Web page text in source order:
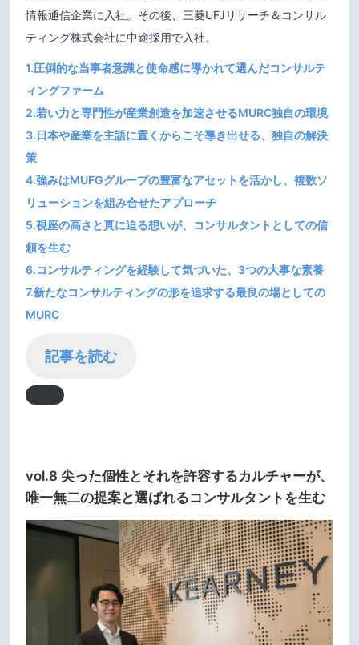
情報通信企業に入社。その後、三菱UFJリサーチ＆コンサル
ティング株式会社に中途採用で入社。
1.圧倒的な当事者意識と使命感に導かれて選んだコンサルテ
ィングファーム
2.若い力と専門性が産業創造を加速させるMURC独自の環境
3.日本や産業を主語に置くからこそ導き出せる、独自の解決
策
4.強みはMUFGグループの豊富なアセットを活かし、複数ソ
リューションを組み合せたアプローチ
5.視座の高さと真に迫る想いが、コンサルタントとしての信
頼を生む
6.コンサルティングを経験して気づいた、3つの大事な素養
7.新たなコンサルティングの形を追求する最良の場としての
MURC
記事を読む
vol.8 尖った個性とそれを許容するカルチャーが、
唯一無二の提案と選ばれるコンサルタントを生む